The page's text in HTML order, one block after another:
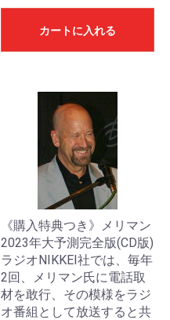
カートに入れる
《購入特典つき》メリマン
2023年大予測完全版(CD版)
ラジオNIKKEI社では、毎年
2回、メリマン氏に電話取
材を敢行、その模様をラジ
オ番組として放送すると共